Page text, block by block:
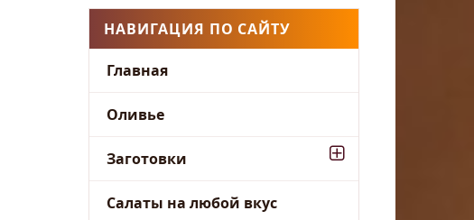
НАВИГАЦИЯ ПО САЙТУ
Главная
Оливье
Заготовки
Салаты на любой вкус